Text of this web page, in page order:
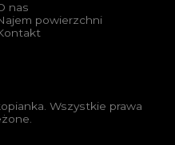
nas
powierzchni
Wszystkie prawa